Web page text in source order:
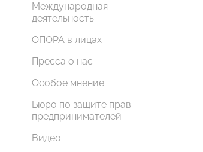
Международная
деятельность
ОПОРА в лицах
Пресса о нас
Особое мнение
Бюро по защите прав
предпринимателей
Видео